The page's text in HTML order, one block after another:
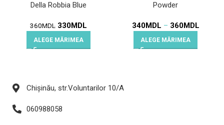
Della Robbia Blue
360MDL 330MDL
ALEGE MĂRIMEA
Powder
340MDL – 360MDL
ALEGE MĂRIMEA
Chișinău, str.Voluntarilor 10/A
060988058